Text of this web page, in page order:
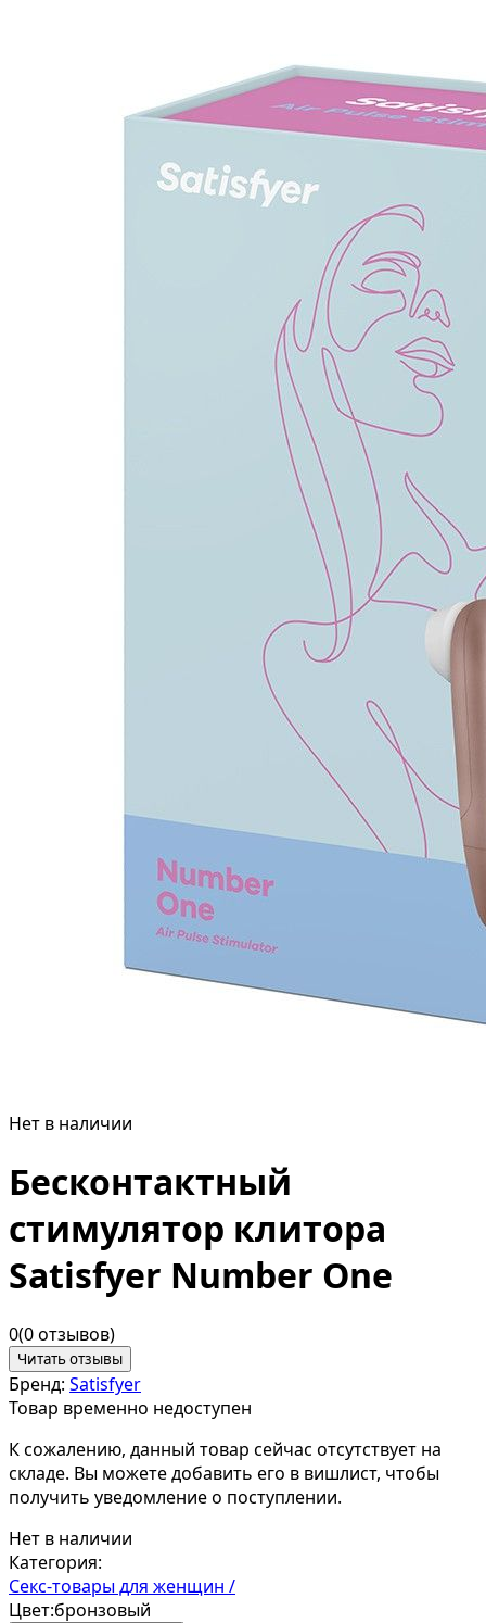
Нет в наличии
Бесконтактный
стимулятор клитора
Satisfyer Number One
0(0 отзывов)
Читать отзывы
Бренд: Satisfyer
Товар временно недоступен
К сожалению, данный товар сейчас отсутствует на
складе. Вы можете добавить его в вишлист, чтобы
получить уведомление о поступлении.
Нет в наличии
Категория:
Секс-товары для женщин /
Цвет:бронзовый